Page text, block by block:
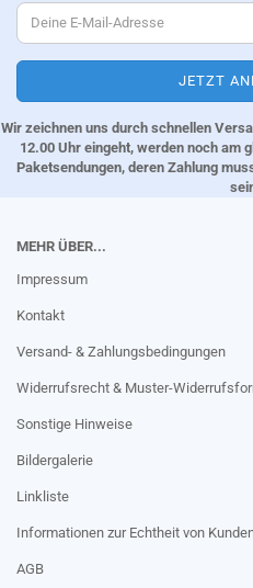
Wir zeichnen uns durch schnellen
12.00 Uhr eingeht, werden noch am
Paketsendungen, deren Zahlung
MEHR ÜBER...
Impressum
Kontakt
Versand- & Zahlungsbedingungen
Widerrufsrecht & Muster-
Sonstige Hinweise
Bildergalerie
Linkliste
Informationen zur Echtheit von
AGB